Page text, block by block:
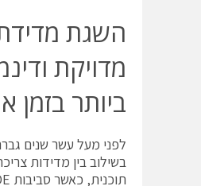
השגת
מדויקת
ביותר בזמן
לפני מעל עשר שנים
בשילוב בין מדידות